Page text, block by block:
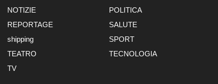
NOTIZIE
POLITICA
REPORTAGE
SALUTE
shipping
SPORT
TEATRO
TECNOLOGIA
TV